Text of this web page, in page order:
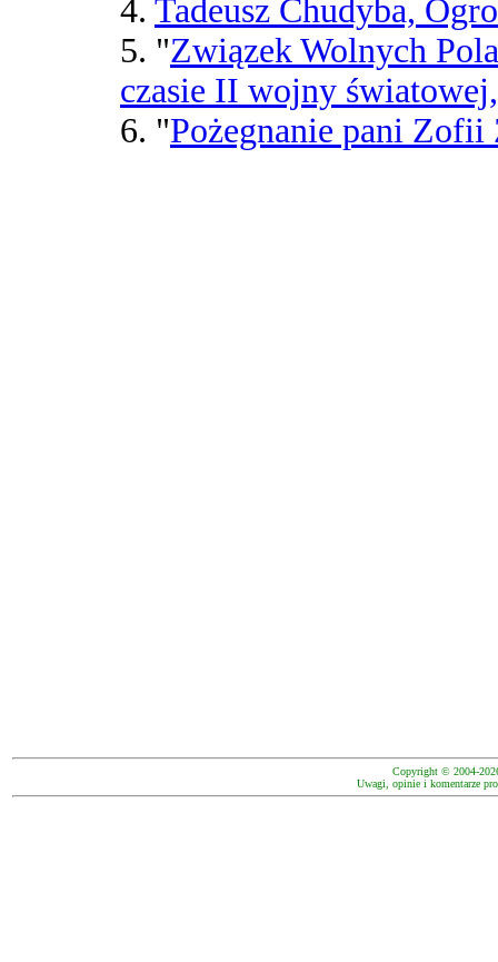
4. Tadeusz Chudyba,
5. "Związek Wolnych
czasie II wojny
6. "Pożegnanie pani Zofii
Copyright © 2004-
Uwagi, opinie i komentarze